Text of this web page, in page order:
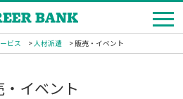
ビス >人材派遣 > 販売・イベント
・イベント